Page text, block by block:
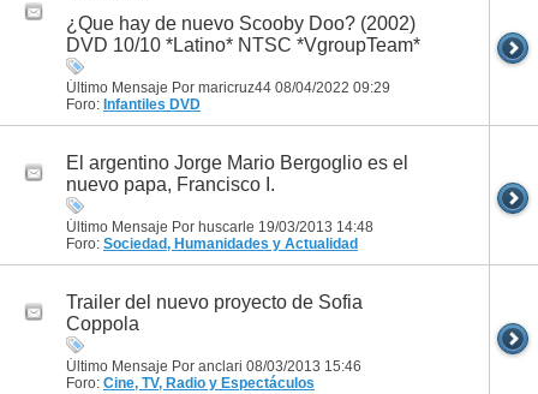
¿Que hay de nuevo Scooby Doo? (2002)
DVD 10/10 *Latino* NTSC *VgroupTeam*
Último Mensaje Por maricruz44 08/04/2022 09:29
Foro: Infantiles DVD
El argentino Jorge Mario Bergoglio es el
nuevo papa, Francisco I.
Último Mensaje Por huscarle 19/03/2013 14:48
Foro: Sociedad, Humanidades y Actualidad
Trailer del nuevo proyecto de Sofia
Coppola
Último Mensaje Por anclari 08/03/2013 15:46
Foro: Cine, TV, Radio y Espectáculos